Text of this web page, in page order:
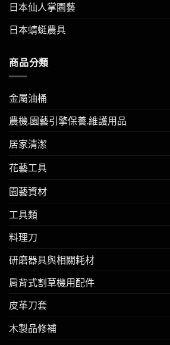
日本仙人掌園藝
日本蜻蜓農具
商品分類
金屬油桶
農機.園藝引擎保養.維護用品
居家清潔
花藝工具
園藝資材
工具類
料理刀
研磨器具與相關耗材
肩背式割草機用配件
皮革刀套
木製品修補